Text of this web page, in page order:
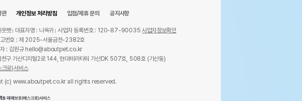
관 개인정보 처리방침 입점/제휴 문의 공지사항
웃펫 대표자명 : 나옥귀 사업자 등록번호 : 120-87-90035사업자정보확인
고번호 : 제 2025-서울금천-2382호
자 : 김원규 hello@aboutpet.co.kr
천구 가산디지털2로 144, 현대테라타워 가산DK 507호, 508호 (가산동)
크로)서비스
(c) www.aboutpet.co.kr all rights reserved.